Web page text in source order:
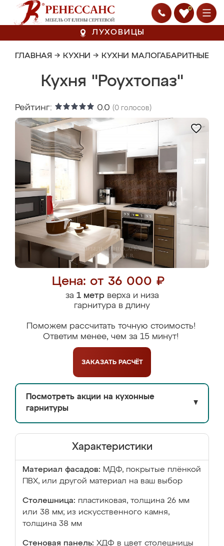
0
ЛУХОВИЦЫ
ГЛАВНАЯ → КУХНИ → КУХНИ МАЛОГАБАРИТНЫЕ
Кухня "Роухтопаз"
Рейтинг: 0.0 (0 голосов)
Цена: от 36 000 ₽
за 1 метрверха и низа
гарнитура в длину
Поможем рассчитать точную стоимость!
Ответим менее, чем за 15 минут!
ЗАКАЗАТЬ РАСЧЁТ
Посмотреть акции на кухонные
гарнитуры
▼
Характеристики
Материал фасадов: МДФ, покрытые плёнкой
ПВХ, или другой материал на ваш выбор
Столешница: пластиковая, толщина 26 мм
или 38 мм; из искусственного камня,
толщина 38 мм
Стеновая панель: ХДФ в цвет столешницы